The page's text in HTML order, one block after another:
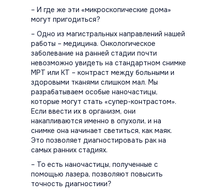
– И где же эти «микроскопические дома»
могут пригодиться?
– Одно из магистральных направлений нашей
работы – медицина. Онкологическое
заболевание на ранней стадии почти
невозможно увидеть на стандартном снимке
МРТ или КТ – контраст между больными и
здоровыми тканями слишком мал. Мы
разрабатываем особые наночастицы,
которые могут стать «супер-контрастом».
Если ввести их в организм, они
накапливаются именно в опухоли, и на
снимке она начинает светиться, как маяк.
Это позволяет диагностировать рак на
самых ранних стадиях.
– То есть наночастицы, полученные с
помощью лазера, позволяют повысить
точность диагностики?